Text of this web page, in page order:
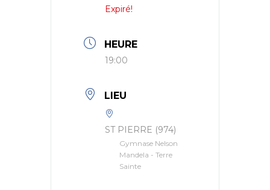
Expiré!
HEURE
19:00
LIEU
ST PIERRE (974)
Gymnase Nelson
Mandela - Terre
Sainte